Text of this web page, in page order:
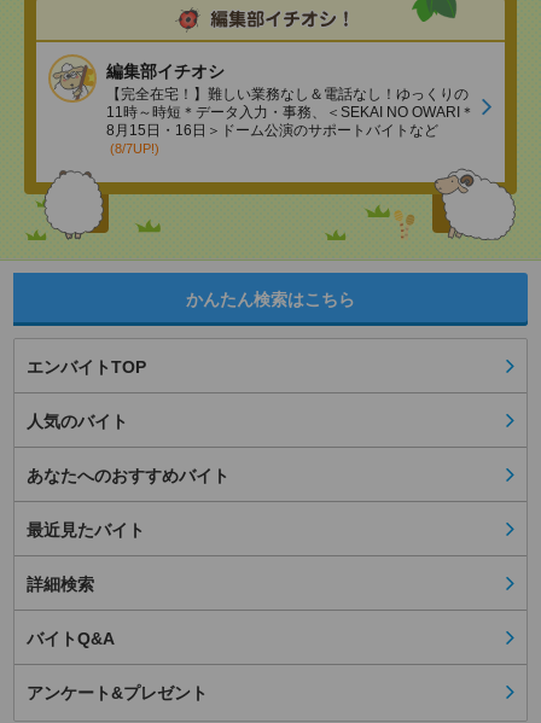
編集部イチオシ
【完全在宅！】難しい業務なし＆電話なし！ゆっくりの
11時～時短＊データ入力・事務、＜SEKAI NO OWARI＊
8月15日・16日＞ドーム公演のサポートバイトなど
(8/7UP!)
かんたん検索はこちら
エンバイトTOP
人気のバイト
あなたへのおすすめバイト
最近見たバイト
詳細検索
バイトQ&A
アンケート&プレゼント